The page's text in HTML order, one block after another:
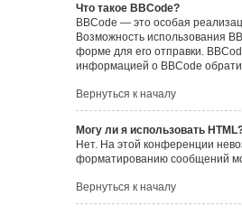
Что такое BBCode?
BBCode — это особая
Возможность использования
форме для его отправки.
информацией о BBCode
Вернуться к началу
Могу ли я использовать
Нет. На этой конференции
форматированию сообщений
Вернуться к началу